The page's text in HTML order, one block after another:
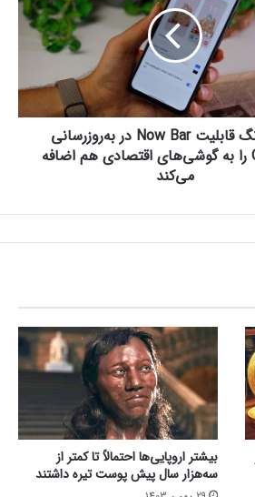
همراه اول | مودم‌های رومیزی 5G انتخاب اول
گیمرها، محتواسازان و کسب‌وکارها
کالابرگ الکترونیک ۱۰ اسفند به ۷ دهک
کم‌درآمد ارائه می‌شود
چگونه باکس جست و جو در اکسل بسازیم؟
ترامپ: کارخانه‌های اینتل باید آمریکایی بمانند؛
آینده همکاری با TSMC در هاله‌ای از ابهام
هلدینگ راد از جدیدترین محصول خود
رونمایی کرد
سامسونگ قابلیت Now Bar در به‌روزرسانی
One UI 7 را به گوشی‌های اقتصادی هم اضافه
می‌کند
بیشتر اروپایی‌ها احتمالاً تا کمتر از
سه‌هزار سال پیش پوست تیره داشتند